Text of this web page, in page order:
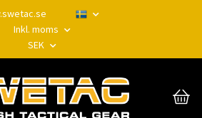
Inkl. moms
SEK